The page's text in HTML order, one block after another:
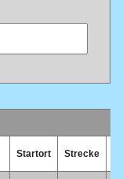
Startort Strecke